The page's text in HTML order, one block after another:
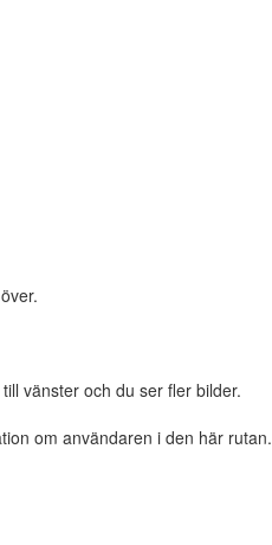
vänster och du ser fler bilder.
om användaren i den här rutan.